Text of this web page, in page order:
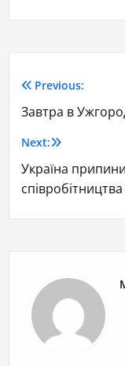
Previous:
Завтра в
Next:
Україна